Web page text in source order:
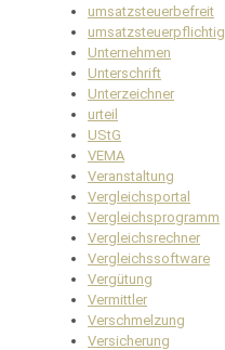
umsatzsteuerbefreit
umsatzsteuerpflichtig
Unternehmen
Unterschrift
Unterzeichner
urteil
UStG
VEMA
Veranstaltung
Vergleichsportal
Vergleichsprogramm
Vergleichsrechner
Vergleichssoftware
Vergütung
Vermittler
Verschmelzung
Versicherung